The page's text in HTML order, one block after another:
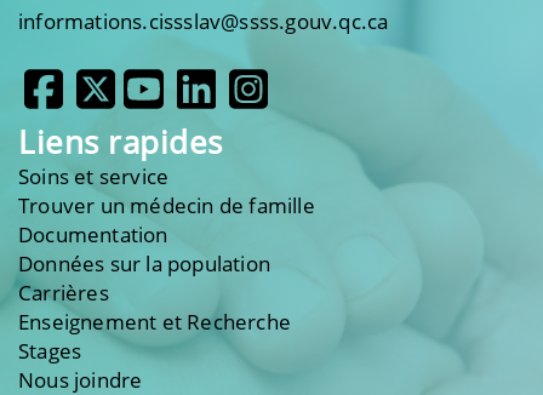
informations.cissslav@ssss.gouv.qc.ca
Liens rapides
Soins et service
Trouver un médecin de famille
Documentation
Données sur la population
Carrières
Enseignement et Recherche
Stages
Nous joindre